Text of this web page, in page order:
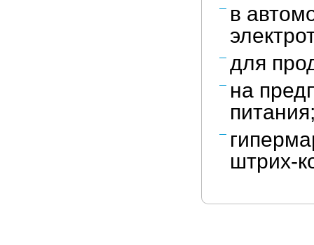
в
для
на
штрих-